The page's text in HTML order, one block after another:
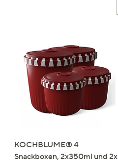
KOCHBLUME® 4
Snackboxen, 2x350ml und 2x